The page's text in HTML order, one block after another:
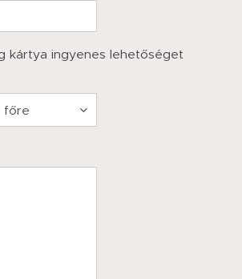
kártya ingyenes lehetőséget